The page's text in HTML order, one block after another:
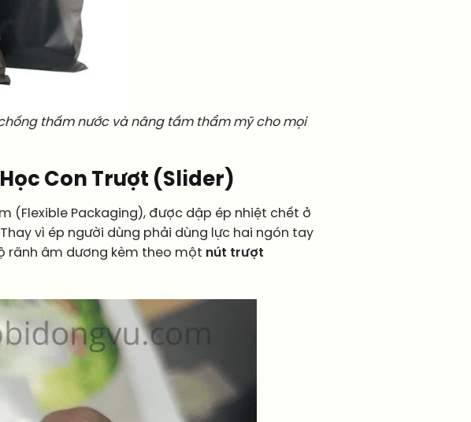
thấm nước và nâng tầm thẩm mỹ cho mọi
Học Con Trượt (Slider)
(Flexible Packaging), được dập ép nhiệt chết ở
vì ép người dùng phải dùng lực hai ngón tay
rãnh âm dương kèm theo một nút trượt